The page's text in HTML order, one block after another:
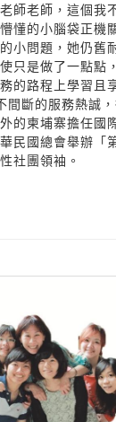
師老師，這個我
懂的小腦袋正機
小問題，她仍舊
只是做了一點點
的路程上學習且
間斷的服務熱誠
的柬埔寨擔任國
民國總會舉辦「
社團領袖。